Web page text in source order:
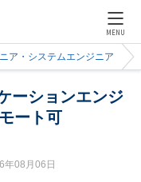
MENU
ア・システムエンジニア
ーションエンジ
ート可
08月06日